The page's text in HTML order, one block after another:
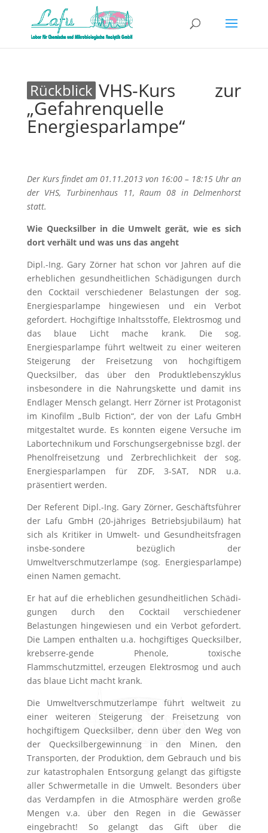
VHS-Kurs zur
„Gefahrenquelle
Energiesparlampe“
Der Kurs findet am 01.11.2013 von 16:00 – 18:15 Uhr an
der VHS, Turbinenhaus 11, Raum 08 in Delmenhorst
statt.
Wie Quecksilber in die Umwelt gerät, wie es sich
dort verhält und was uns das angeht
Dipl.-Ing. Gary Zörner hat schon vor Jahren auf die
erheblichen gesundheitlichen Schädigungen durch
den Cocktail verschiedener Belastungen der sog.
Energiesparlampe hingewiesen und ein Verbot
gefordert. Hochgiftige Inhaltsstoffe, Elektrosmog und
das blaue Licht mache krank. Die sog.
Energiesparlampe führt weltweit zu einer weiteren
Steigerung der Freisetzung von hochgiftigem
Quecksilber, das über den Produktlebenszyklus
insbesondere in die Nahrungskette und damit ins
Endlager Mensch gelangt. Herr Zörner ist Protagonist
im Kinofilm „Bulb Fiction“, der von der Lafu GmbH
mitgestaltet wurde. Es konnten eigene Versuche im
Labortechnikum und Forschungsergebnisse bzgl. der
Phenolfreisetzung und Zerbrechlichkeit der sog.
Energiesparlampen für ZDF, 3-SAT, NDR u.a.
präsentiert werden.
Der Referent Dipl.-Ing. Gary Zörner, Geschäftsführer
der Lafu GmbH (20-jähriges Betriebsjubiläum) hat
sich als Kritiker in Umwelt- und Gesundheitsfragen
insbe-sondere bezüglich der
Umweltverschmutzerlampe (sog. Energiesparlampe)
einen Namen gemacht.
Er hat auf die erheblichen gesundheitlichen Schädi-
gungen durch den Cocktail verschiedener
Belastungen hingewiesen und ein Verbot gefordert.
Die Lampen enthalten u.a. hochgiftiges Quecksilber,
krebserre-gende Phenole, toxische
Flammschutzmittel, erzeugen Elektrosmog und auch
das blaue Licht macht krank.
Die Umweltverschmutzerlampe führt weltweit zu
einer weiteren Steigerung der Freisetzung von
hochgiftigem Quecksilber, denn über den Weg von
der Quecksilbergewinnung in den Minen, den
Transporten, der Produktion, dem Gebrauch und bis
zur katastrophalen Entsorgung gelangt das giftigste
aller Schwermetalle in die Umwelt. Besonders über
das Verdampfen in die Atmosphäre werden große
Mengen v.a. über den Regen in die Gewässer
eingebracht! So gelangt das Gift über die